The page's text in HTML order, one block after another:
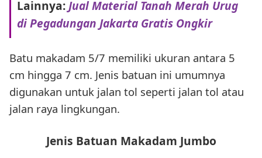
Lainnya:Jual Material Tanah Merah Urug
di Pegadungan Jakarta Gratis Ongkir
Batu makadam 5/7 memiliki ukuran antara 5
cm hingga 7 cm. Jenis batuan ini umumnya
digunakan untuk jalan tol seperti jalan tol atau
jalan raya lingkungan.
Jenis Batuan Makadam Jumbo